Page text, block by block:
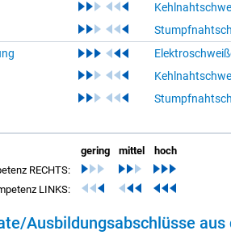
gering mittel
hoch
RECHTS:
LINKS:
​Aus­bil­dungs­ab­schlüs­se